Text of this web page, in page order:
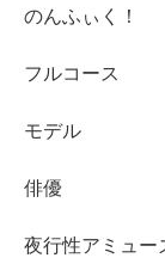
のんふぃく！
フルコース
モデル
俳優
夜行性アミュー